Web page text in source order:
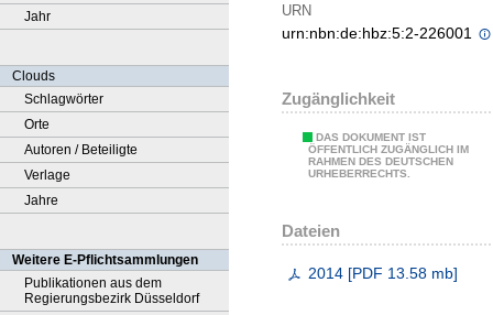
Jahr
Clouds
Schlagwörter
Orte
Autoren / Beteiligte
Verlage
Jahre
Weitere E-Pflichtsammlungen
Publikationen aus dem
Regierungsbezirk Düsseldorf
URN
urn:nbn:de:hbz:5:2-226001
Zugänglichkeit
DAS DOKUMENT IST
ÖFFENTLICH ZUGÄNGLICH IM
RAHMEN DES DEUTSCHEN
URHEBERRECHTS.
Dateien
2014 [PDF 13.58 mb]